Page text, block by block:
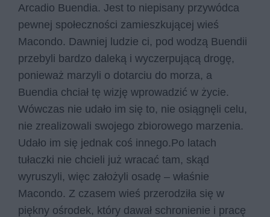
Arcadio Buendia. Jest to niepisany przywódca
pewnej społeczności zamieszkującej wieś
Macondo. Dawniej ludzie ci, pod wodzą Buendii
przebyli bardzo daleką i wyczerpującą drogę,
ponieważ marzyli o dotarciu do morza, a
Buendia chciał tę wizję wprowadzić w życie.
Wówczas nie udało im się to, nie osiągnęli celu,
nie zrealizowali swojego zbiorowego marzenia.
Udało im się jednak coś innego.Po latach
tułaczki nie chcieli już wracać tam, skąd
wyruszyli, więc założyli osadę – właśnie
Macondo. Z czasem wieś przerodziła się w
piękny ośrodek, który dawał schronienie i pracę